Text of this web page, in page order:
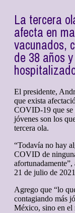
La tercera
afecta en
vacunados,
de 38 años
El presidente,
que exista
COVID-19 que se
jóvenes son los
tercera ola.
“Todavía no hay
COVID de
21 de julio de
Agrego que “lo
contagiando más
México, sino en el